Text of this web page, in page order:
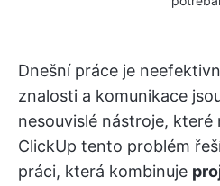
Dnešní práce je
znalosti a komunikace
nesouvislé nástroje, které
ClickUp tento problém
práci, která kombinuje